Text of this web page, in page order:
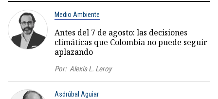
Medio Ambiente
Antes del 7 de agosto: las decisiones
climáticas que Colombia no puede seguir
aplazando
Por: Alexis L. Leroy
Asdrúbal Aguiar